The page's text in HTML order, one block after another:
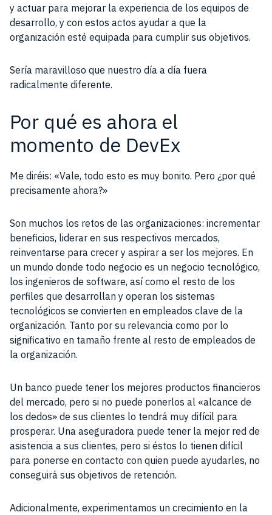
y actuar para mejorar la experiencia de los equipos de
desarrollo, y con estos actos ayudar a que la
organización esté equipada para cumplir sus objetivos.
Sería maravilloso que nuestro día a día fuera
radicalmente diferente.
Por qué es ahora el
momento de DevEx
Me diréis: «Vale, todo esto es muy bonito. Pero ¿por qué
precisamente ahora?»
Son muchos los retos de las organizaciones: incrementar
beneficios, liderar en sus respectivos mercados,
reinventarse para crecer y aspirar a ser los mejores. En
un mundo donde todo negocio es un negocio tecnológico,
los ingenieros de software, así como el resto de los
perfiles que desarrollan y operan los sistemas
tecnológicos se convierten en empleados clave de la
organización. Tanto por su relevancia como por lo
significativo en tamaño frente al resto de empleados de
la organización.
Un banco puede tener los mejores productos financieros
del mercado, pero si no puede ponerlos al «alcance de
los dedos» de sus clientes lo tendrá muy difícil para
prosperar. Una aseguradora puede tener la mejor red de
asistencia a sus clientes, pero si éstos lo tienen difícil
para ponerse en contacto con quien puede ayudarles, no
conseguirá sus objetivos de retención.
Adicionalmente, experimentamos un crecimiento en la